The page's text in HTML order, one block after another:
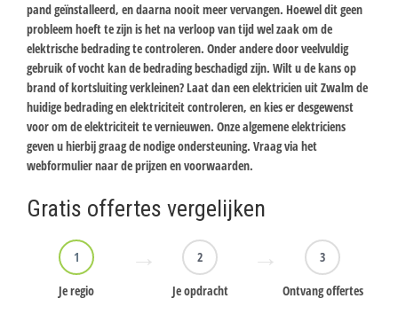
pand geïnstalleerd, en daarna nooit meer vervangen. Hoewel dit geen
probleem hoeft te zijn is het na verloop van tijd wel zaak om de
elektrische bedrading te controleren. Onder andere door veelvuldig
gebruik of vocht kan de bedrading beschadigd zijn. Wilt u de kans op
brand of kortsluiting verkleinen? Laat dan een elektricien uit Zwalm de
huidige bedrading en elektriciteit controleren, en kies er desgewenst
voor om de elektriciteit te vernieuwen. Onze algemene elektriciens
geven u hierbij graag de nodige ondersteuning. Vraag via het
webformulier naar de prijzen en voorwaarden.
Gratis offertes vergelijken
1
Je regio
2
Je opdracht
3
Ontvang offertes